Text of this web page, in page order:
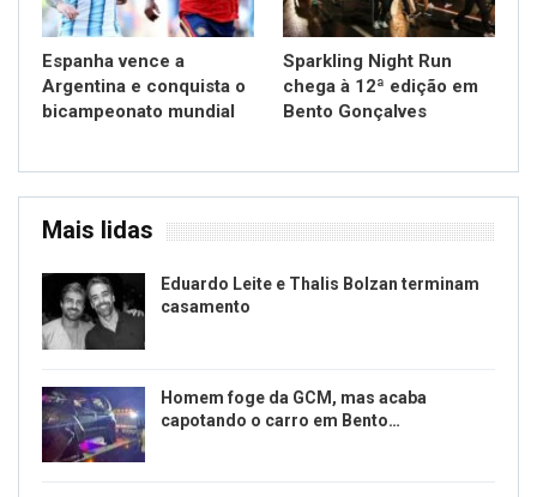
Espanha vence a
Argentina e conquista o
bicampeonato mundial
Sparkling Night Run
chega à 12ª edição em
Bento Gonçalves
Mais lidas
Eduardo Leite e Thalis Bolzan terminam
casamento
Homem foge da GCM, mas acaba
capotando o carro em Bento…